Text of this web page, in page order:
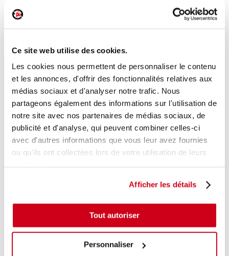
Ce site web utilise des cookies.
Les cookies nous permettent de personnaliser le contenu
et les annonces, d'offrir des fonctionnalités relatives aux
médias sociaux et d'analyser notre trafic. Nous
partageons également des informations sur l'utilisation de
notre site avec nos partenaires de médias sociaux, de
publicité et d'analyse, qui peuvent combiner celles-ci
avec d'autres informations que vous leur avez fournies
ou qu'ils ont collectées lors de votre utilisation de leurs
Afficher les détails
Tout autoriser
Personnaliser
Serrure de porte avant droite
Réf. constructeur :9832797780
Modèle d'origine : CITROEN C4 - 3 2020
Modèle de provenance
Caractéristiques techniques
En stock 31,00 € TTC
AJOUTER AU PANIER